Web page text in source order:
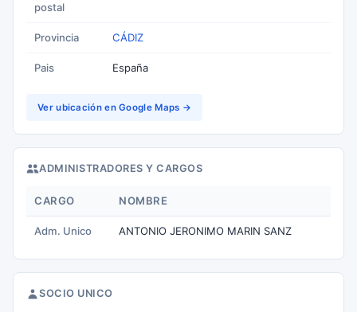
postal
Provincia CÁDIZ
Pais España
Ver ubicación en Google Maps →
ADMINISTRADORES Y CARGOS
CARGO NOMBRE
Adm. Unico ANTONIO JERONIMO MARIN SANZ
SOCIO UNICO